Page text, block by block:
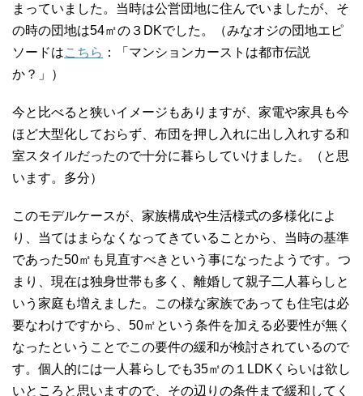
まっていました。当時は公営団地に住んでいましたが、そ
の時の団地は54㎡の３DKでした。（みなオジの団地エピ
ソードはこちら ：「マンションカーストは都市伝説
か？」）
今と比べると狭いイメージもありますが、家電や家具も今
ほど大型化しておらず、布団を押し入れに出し入れする和
室スタイルだったので十分に暮らしていけました。（と思
います。多分）
このモデルケースが、家族構成や生活様式の多様化によ
り、当てはまらなくなってきていることから、当時の基準
であった50㎡も見直すべきという事になったようです。つ
まり、現在は独身世帯も多く、離婚して親子二人暮らしと
いう家庭も増えました。この様な家族であっても住宅は必
要なわけですから、50㎡という条件を加える必要性が無く
なったということでこの要件の緩和が検討されているので
す。個人的には一人暮らしでも35㎡の１LDKくらいは欲し
いところと思いますので、その辺りの条件まで緩和してく